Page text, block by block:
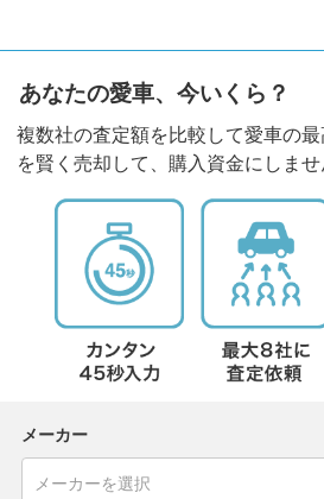
あなたの愛車、今いくら？
複数社の査定額を比較して愛車の
を賢く売却して、購入資金にしませ
メーカー